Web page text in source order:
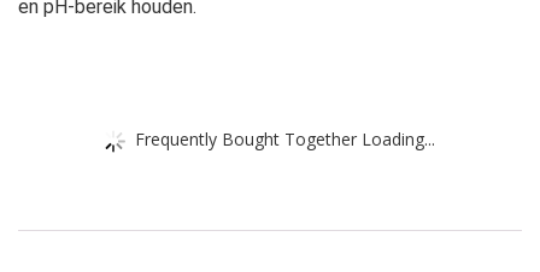
en pH-bereik houden.
Frequently Bought Together Loading...